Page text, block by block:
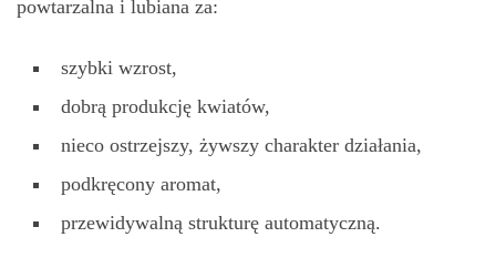
powtarzalna i lubiana za:
szybki wzrost,
dobrą produkcję kwiatów,
nieco ostrzejszy, żywszy charakter działania,
podkręcony aromat,
przewidywalną strukturę automatyczną.